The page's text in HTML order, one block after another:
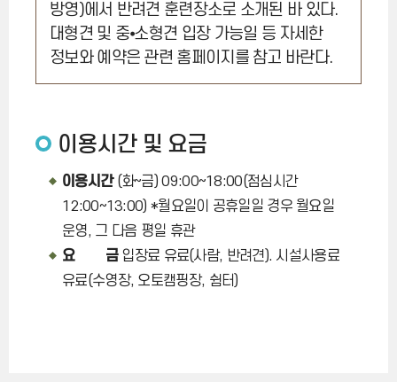
방영)에서 반려견 훈련장소로 소개된 바 있다.
대형견 및 중⦁소형견 입장 가능일 등 자세한
정보와 예약은 관련 홈페이지를 참고 바란다.
이용시간 및 요금
이용시간(화~금) 09:00~18:00(점심시간
12:00~13:00) *월요일이 공휴일일 경우 월요일
운영, 그 다음 평일 휴관
요 금입장료 유료(사람, 반려견). 시설사용료
유료(수영장, 오토캠핑장, 쉼터)